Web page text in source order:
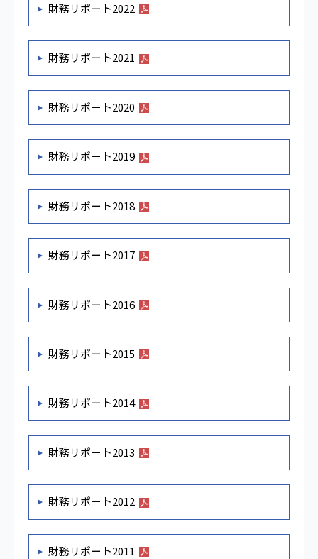
財務リポート2022
財務リポート2021
財務リポート2020
財務リポート2019
財務リポート2018
財務リポート2017
財務リポート2016
財務リポート2015
財務リポート2014
財務リポート2013
財務リポート2012
財務リポート2011